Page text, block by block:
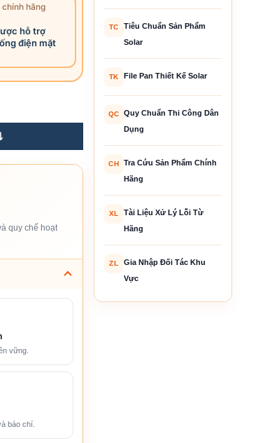
hãng
hỗ trợ
điện mặt
G2 10.24kWh - 512kWh (IP 65) số lượng
quy chế hoạt
vững.
báo chí.
TC
Tiêu Chuẩn Sản Phẩm
Solar
TK File Pan Thiết Kế Solar
QC
Quy Chuẩn Thi Công Dân
Dụng
CH
Tra Cứu Sản Phẩm Chính
Hãng
XL
Tài Liệu Xử Lý Lỗi Từ
Hãng
ZL
Gia Nhập Đối Tác Khu
Vực